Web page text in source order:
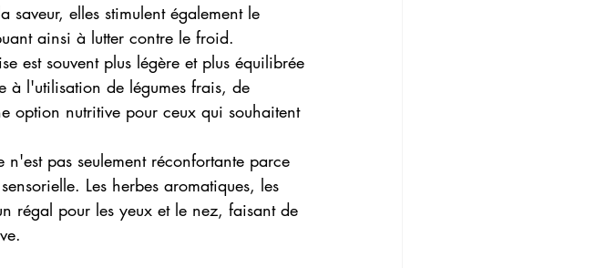
saveur, elles stimulent également le
ainsi à lutter contre le froid.
est souvent plus légère et plus équilibrée
à l'utilisation de légumes frais, de
option nutritive pour ceux qui souhaitent
pas seulement réconfortante parce
Les herbes aromatiques, les
régal pour les yeux et le nez, faisant de